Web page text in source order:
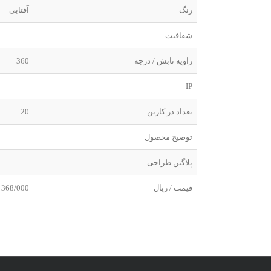
رنگ آفتابی
شفافیت
زاویه تابش / درجه 360
IP
تعداد در کارتن 20
توضیح محصول
پلاگین طراحی
قیمت / ریال 368/000